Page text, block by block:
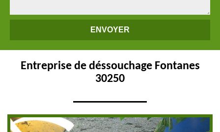
Entreprise de déssouchage Fontanes
30250